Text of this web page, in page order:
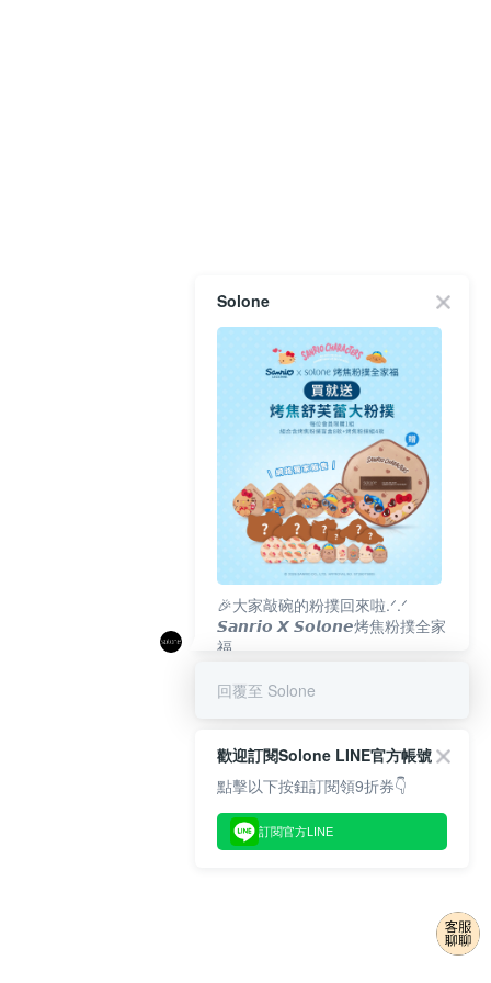
Solone
🎉大家敲碗的粉撲回來啦.ᐟ‪‪.ᐟ
𝙎𝙖𝙣𝙧𝙞𝙤 𝙓 𝙎𝙤𝙡𝙤𝙣𝙚烤焦粉撲全家
福
回覆至 Solone
歡迎訂閱Solone LINE官方帳號
點擊以下按鈕訂閱領9折券👇
訂閱官方LINE